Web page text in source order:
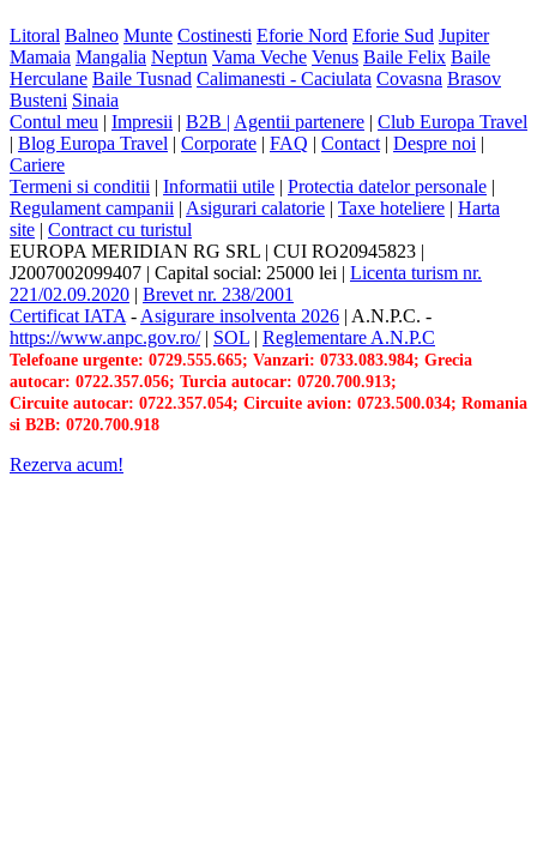
Litoral Balneo Munte Costinesti Eforie Nord Eforie Sud Jupiter
Mamaia Mangalia Neptun Vama Veche Venus Baile Felix Baile
Herculane Baile Tusnad Calimanesti - Caciulata Covasna Brasov
Busteni Sinaia
Contul meu | Impresii | B2B | Agentii partenere | Club Europa Travel
| Blog Europa Travel | Corporate | FAQ | Contact | Despre noi |
Cariere
Termeni si conditii | Informatii utile | Protectia datelor personale |
Regulament campanii | Asigurari calatorie | Taxe hoteliere | Harta
site | Contract cu turistul
EUROPA MERIDIAN RG SRL | CUI RO20945823 |
J2007002099407 | Capital social: 25000 lei | Licenta turism nr.
221/02.09.2020 | Brevet nr. 238/2001
Certificat IATA - Asigurare insolventa 2026 | A.N.P.C. -
https://www.anpc.gov.ro/| SOL | Reglementare A.N.P.C
Telefoane urgente: 0729.555.665; Vanzari: 0733.083.984; Grecia
autocar: 0722.357.056; Turcia autocar: 0720.700.913;
Circuite autocar: 0722.357.054; Circuite avion: 0723.500.034; Romania
si B2B: 0720.700.918
Rezerva acum!